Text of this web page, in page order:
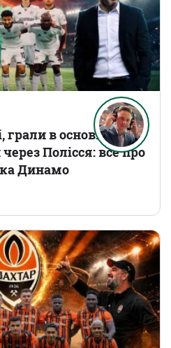
грали в основному
Полісся: все про
Динамо